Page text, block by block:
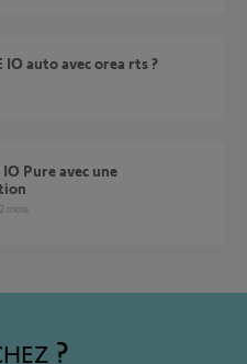
IO auto avec orea rts ?
2 mois